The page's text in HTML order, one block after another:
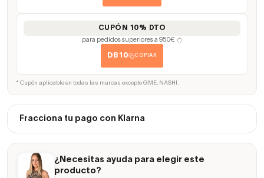
CUPÓN 10% DTO
para pedidos superiores a 950€ (*)
DB10 COPIAR
* Cupón aplicable en todas las marcas excepto GME, NASHI.
Fracciona tu pago con Klarna
¿Necesitas ayuda para elegir este
producto?